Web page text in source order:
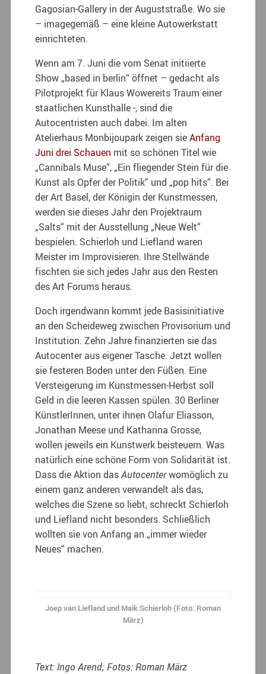
Gagosian-Gallery in der Auguststraße. Wo sie
– imagegemäß – eine kleine Autowerkstatt
einrichteten.
Wenn am 7. Juni die vom Senat initiierte
Show „based in berlin“ öffnet – gedacht als
Pilotprojekt für Klaus Wowereits Traum einer
staatlichen Kunsthalle -, sind die
Autocentristen auch dabei. Im alten
Atelierhaus Monbijoupark zeigen sieAnfang
Juni drei Schauen mit so schönen Titel wie
„Cannibals Muse“, „Ein fliegender Stein für die
Kunst als Opfer der Politik“ und „pop hits“. Bei
der Art Basel, der Königin der Kunstmessen,
werden sie dieses Jahr den Projektraum
„Salts“ mit der Ausstellung „Neue Welt“
bespielen. Schierloh und Liefland waren
Meister im Improvisieren. Ihre Stellwände
fischten sie sich jedes Jahr aus den Resten
des Art Forums heraus.
Doch irgendwann kommt jede Basisinitiative
an den Scheideweg zwischen Provisorium und
Institution. Zehn Jahre finanzierten sie das
Autocenter aus eigener Tasche. Jetzt wollen
sie festeren Boden unter den Füßen. Eine
Versteigerung im Kunstmessen-Herbst soll
Geld in die leeren Kassen spülen. 30 Berliner
KünstlerInnen, unter ihnen Olafur Eliasson,
Jonathan Meese und Katharina Grosse,
wollen jeweils ein Kunstwerk beisteuern. Was
natürlich eine schöne Form von Solidarität ist.
Dass die Aktion dasAutocenterwomöglich zu
einem ganz anderen verwandelt als das,
welches die Szene so liebt, schreckt Schierloh
und Liefland nicht besonders. Schließlich
wollten sie von Anfang an „immer wieder
Neues“ machen.
Joep van Liefland und Maik Schierloh (Foto: Roman
März)
Text: Ingo Arend;Fotos: Roman März